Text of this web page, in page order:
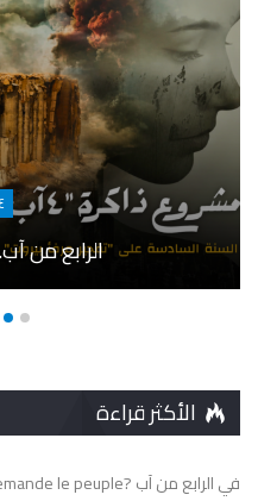
٤ آب
الرابع من
الأكثر قراءة
في الرابع من آب ?Que demande le peuple